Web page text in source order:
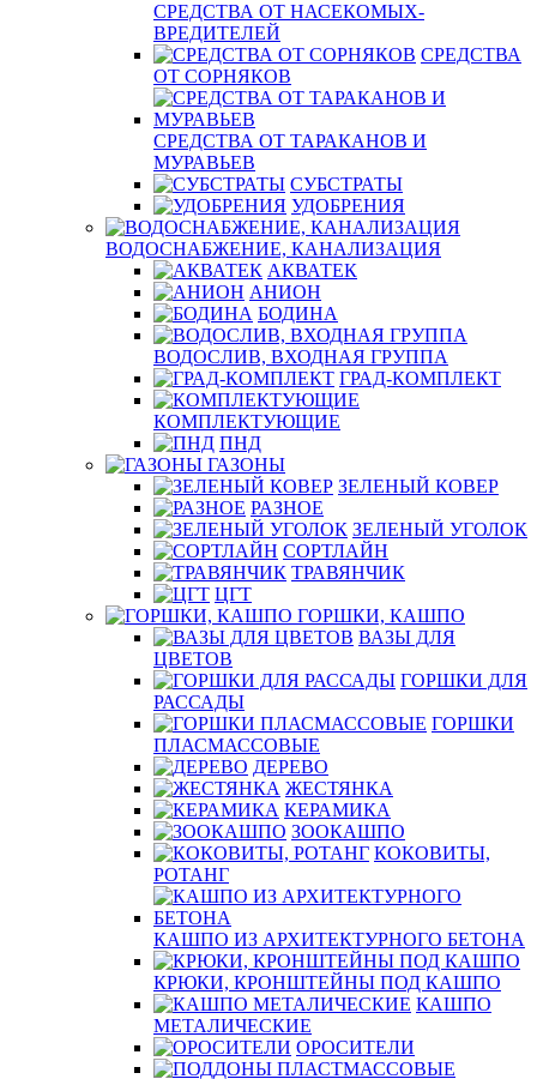
СРЕДСТВА ОТ НАСЕКОМЫХ-
ВРЕДИТЕЛЕЙ
СРЕДСТВА
ОТ СОРНЯКОВ
СРЕДСТВА ОТ ТАРАКАНОВ И
МУРАВЬЕВ
СУБСТРАТЫ
УДОБРЕНИЯ
ВОДОСНАБЖЕНИЕ, КАНАЛИЗАЦИЯ
АКВАТЕК
АНИОН
БОДИНА
ВОДОСЛИВ, ВХОДНАЯ ГРУППА
ГРАД-КОМПЛЕКТ
КОМПЛЕКТУЮЩИЕ
ПНД
ГАЗОНЫ
ЗЕЛЕНЫЙ КОВЕР
РАЗНОЕ
ЗЕЛЕНЫЙ УГОЛОК
СОРТЛАЙН
ТРАВЯНЧИК
ЦГТ
ГОРШКИ, КАШПО
ВАЗЫ ДЛЯ
ЦВЕТОВ
ГОРШКИ ДЛЯ
РАССАДЫ
ГОРШКИ
ПЛАСМАССОВЫЕ
ДЕРЕВО
ЖЕСТЯНКА
КЕРАМИКА
ЗООКАШПО
КОКОВИТЫ,
РОТАНГ
КАШПО ИЗ АРХИТЕКТУРНОГО БЕТОНА
КРЮКИ, КРОНШТЕЙНЫ ПОД КАШПО
КАШПО
МЕТАЛИЧЕСКИЕ
ОРОСИТЕЛИ